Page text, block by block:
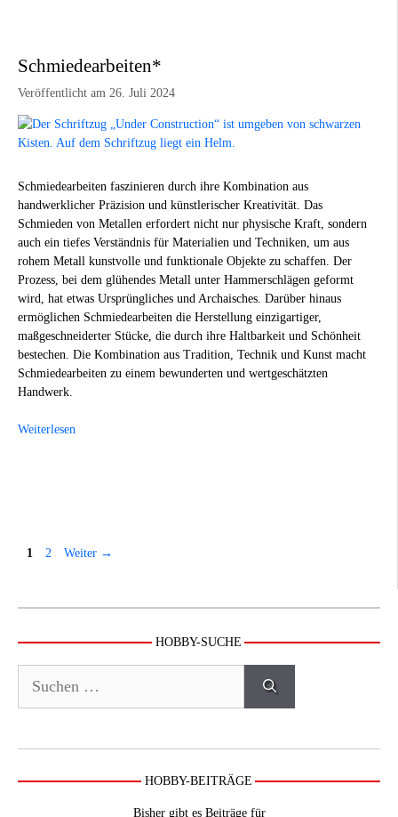
Schmiedearbeiten*
Veröffentlicht am 26. Juli 2024
Schmiedearbeiten faszinieren durch ihre Kombination aus
handwerklicher Präzision und künstlerischer Kreativität. Das
Schmieden von Metallen erfordert nicht nur physische Kraft, sondern
auch ein tiefes Verständnis für Materialien und Techniken, um aus
rohem Metall kunstvolle und funktionale Objekte zu schaffen. Der
Prozess, bei dem glühendes Metall unter Hammerschlägen geformt
wird, hat etwas Ursprüngliches und Archaisches. Darüber hinaus
ermöglichen Schmiedearbeiten die Herstellung einzigartiger,
maßgeschneiderter Stücke, die durch ihre Haltbarkeit und Schönheit
bestechen. Die Kombination aus Tradition, Technik und Kunst macht
Schmiedearbeiten zu einem bewunderten und wertgeschätzten
Handwerk.
Weiterlesen
Seite
1 Seite
2 Weiter →
HOBBY-SUCHE
nach:
HOBBY-BEITRÄGE
Bisher gibt es Beiträge für